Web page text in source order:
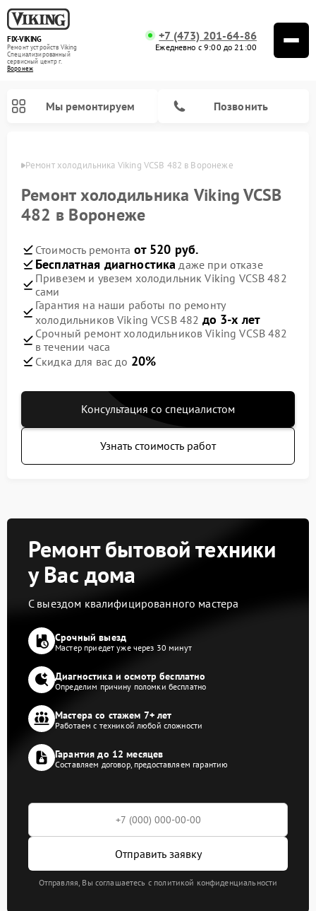
FIX-VIKING
Ремонт устройств Viking
Специализированный
cервисный центр г.
Воронеж
+7 (473) 201-64-86
Ежедневно с 9:00 до 21:00
Мы ремонтируем Позвонить
Ремонт холодильника Viking VCSB 482 в Воронеже
Ремонт холодильника Viking VCSB
482 в Воронеже
Стоимость ремонта от 520 руб.
Бесплатная диагностика даже при отказе
Привезем и увезем холодильник Viking VCSB 482
сами
Гарантия на наши работы по ремонту
холодильников Viking VCSB 482 до 3-х лет
Срочный ремонт холодильников Viking VCSB 482
в течении часа
Скидка для вас до 20%
Консультация со специалистом
Узнать стоимость работ
Ремонт бытовой техники
у Вас дома
С выездом квалифицированного мастера
Срочный выезд
Мастер приедет уже через 30 минут
Диагностика и осмотр бесплатно
Определим причину поломки бесплатно
Мастера со стажем 7+ лет
Работаем с техникой любой сложности
Гарантия до 12 месяцев
Составляем договор, предоставляем гарантию
Отправить заявку
Отправляя, Вы соглашаетесь с политикой конфиденциальности